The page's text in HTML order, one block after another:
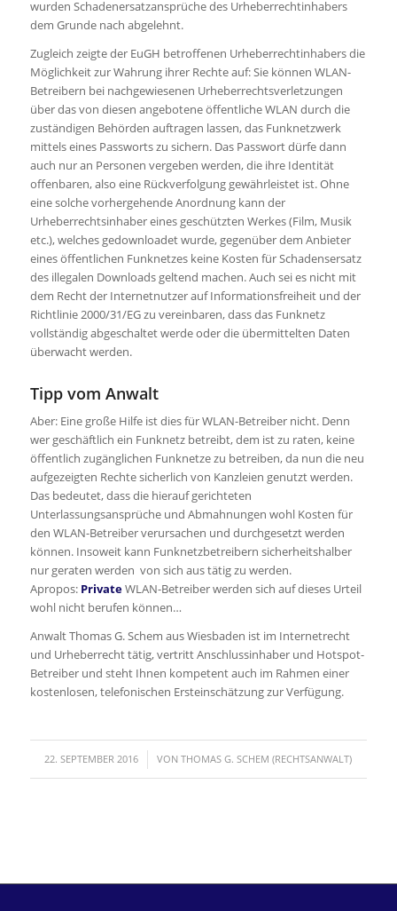
wurden Schadenersatzansprüche des Urheberrechtinhabers
dem Grunde nach abgelehnt.
Zugleich zeigte der EuGH betroffenen Urheberrechtinhabers die
Möglichkeit zur Wahrung ihrer Rechte auf: Sie können WLAN-
Betreibern bei nachgewiesenen Urheberrechtsverletzungen
über das von diesen angebotene öffentliche WLAN durch die
zuständigen Behörden auftragen lassen, das Funknetzwerk
mittels eines Passworts zu sichern. Das Passwort dürfe dann
auch nur an Personen vergeben werden, die ihre Identität
offenbaren, also eine Rückverfolgung gewährleistet ist. Ohne
eine solche vorhergehende Anordnung kann der
Urheberrechtsinhaber eines geschützten Werkes (Film, Musik
etc.), welches gedownloadet wurde, gegenüber dem Anbieter
eines öffentlichen Funknetzes keine Kosten für Schadensersatz
des illegalen Downloads geltend machen. Auch sei es nicht mit
dem Recht der Internetnutzer auf Informationsfreiheit und der
Richtlinie 2000/31/EG zu vereinbaren, dass das Funknetz
vollständig abgeschaltet werde oder die übermittelten Daten
überwacht werden.
Tipp vom Anwalt
Aber: Eine große Hilfe ist dies für WLAN-Betreiber nicht. Denn
wer geschäftlich ein Funknetz betreibt, dem ist zu raten, keine
öffentlich zugänglichen Funknetze zu betreiben, da nun die neu
aufgezeigten Rechte sicherlich von Kanzleien genutzt werden.
Das bedeutet, dass die hierauf gerichteten
Unterlassungsansprüche und Abmahnungen wohl Kosten für
den WLAN-Betreiber verursachen und durchgesetzt werden
können. Insoweit kann Funknetzbetreibern sicherheitshalber
nur geraten werden von sich aus tätig zu werden.
Apropos: PrivateWLAN-Betreiber werden sich auf dieses Urteil
wohl nicht berufen können…
Anwalt Thomas G. Schem aus Wiesbaden ist im Internetrecht
und Urheberrecht tätig, vertritt Anschlussinhaber und Hotspot-
Betreiber und steht Ihnen kompetent auch im Rahmen einer
kostenlosen, telefonischen Ersteinschätzung zur Verfügung.
22. SEPTEMBER 2016
/ VONTHOMAS G. SCHEM (RECHTSANWALT)